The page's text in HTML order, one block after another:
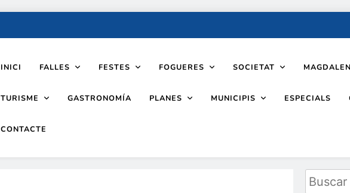
INICI FALLES FESTES FOGUERES SOCIETAT
TURISME GASTRONOMÍA PLANES MUNICIPIS ESPECIALS
CONTACTE
Buscar: